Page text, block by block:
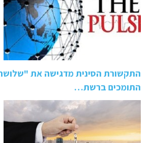
התקשורת הסינית מדגישה את
התומכים ברשת…